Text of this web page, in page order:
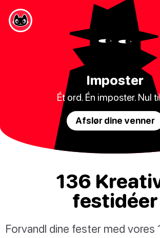
Imposter
Ét ord. Én imposter. Nul
Afslør dine venner
136
festidéer
Forvandl dine fester med vores